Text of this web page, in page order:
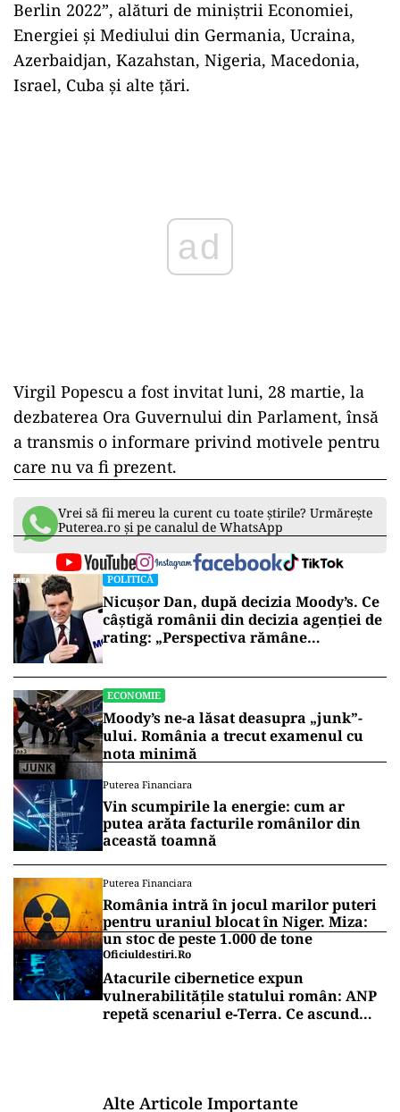
Berlin 2022”, alături de miniştrii Economiei,
Energiei şi Mediului din Germania, Ucraina,
Azerbaidjan, Kazahstan, Nigeria, Macedonia,
Israel, Cuba şi alte ţări.
Virgil Popescu a fost invitat luni, 28 martie, la
dezbaterea Ora Guvernului din Parlament, însă
a transmis o informare privind motivele pentru
care nu va fi prezent.
Vrei să fii mereu la curent cu toate știrile? Urmărește
Puterea.ro și pe canalul de WhatsApp
POLITICĂ
Nicușor Dan, după decizia Moody’s. Ce
câștigă românii din decizia agenției de
rating: „Perspectiva rămâne
ECONOMIE
Moody’s ne-a lăsat deasupra „junk”-
ului. România a trecut examenul cu
nota minimă
Puterea Financiara
Vin scumpirile la energie: cum ar
putea arăta facturile românilor din
această toamnă
Puterea Financiara
România intră în jocul marilor puteri
pentru uraniul blocat în Niger. Miza:
un stoc de peste 1.000 de tone
Oficiuldestiri.ro
Atacurile cibernetice expun
vulnerabilitățile statului român: ANP
repetă scenariul e‑Terra. Ce ascund
Alte Articole Importante